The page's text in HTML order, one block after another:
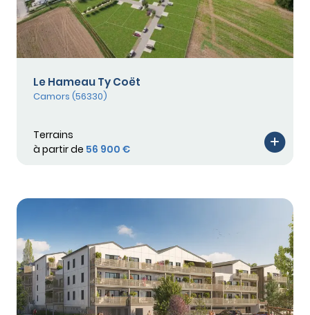
Le Hameau Ty Coët
Camors (56330)
Terrains
à partir de 56 900 €